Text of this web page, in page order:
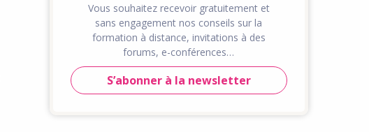
Vous souhaitez recevoir gratuitement et
sans engagement nos conseils sur la
formation à distance, invitations à des
forums, e-conférences…
S’abonner à la newsletter